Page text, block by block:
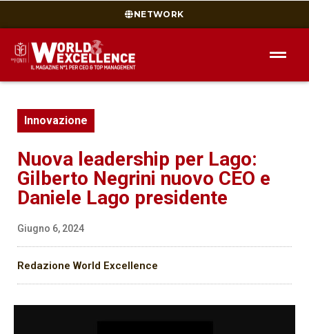
NETWORK
Innovazione
Nuova leadership per Lago:
Gilberto Negrini nuovo CEO e
Daniele Lago presidente
Giugno 6, 2024
Redazione World Excellence